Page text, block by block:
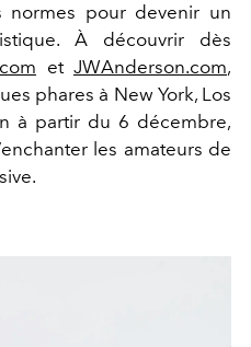
normes pour devenir un
À découvrir dès
et JWAnderson.com,
phares à New York, Los
à partir du 6 décembre,
les amateurs de